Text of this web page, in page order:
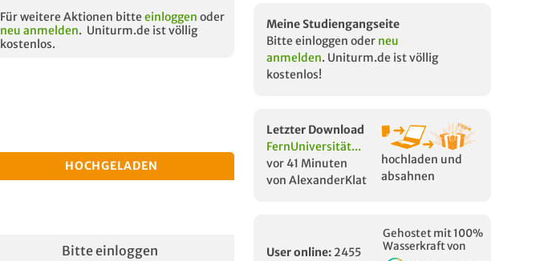
Für weitere Aktionen bitte einloggen oder
neu anmelden. Uniturm.de ist völlig
kostenlos.
HOCHGELADEN
Bitte einloggen
Meine Studiengangseite
Bitte einloggen oder neu
anmelden. Uniturm.de ist völlig
kostenlos!
Letzter Download
FernUniversität...
vor 41 Minuten
von AlexanderKlat
hochladen und
absahnen
User online: 2455
Gehostet mit 100%
Wasserkraft von